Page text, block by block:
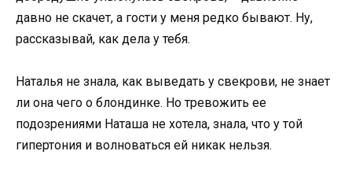
давно не скачет, а гости у меня редко бывают. Ну,
рассказывай, как дела у тебя.
Наталья не знала, как выведать у свекрови, не знает
ли она чего о блондинке. Но тревожить ее
подозрениями Наташа не хотела, знала, что у той
гипертония и волноваться ей никак нельзя.